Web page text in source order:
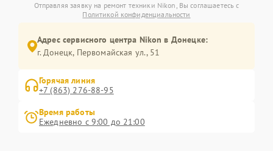
Отправляя заявку на ремонт техники Nikon, Вы соглашаетесь с
Политикой конфиденциальности
Адрес сервисного центра Nikon в Донецке:
г. Донецк, Первомайская ул., 51
Горячая линия
+7 (863) 276-88-95
Время работы
Ежедневно с 9:00 до 21:00